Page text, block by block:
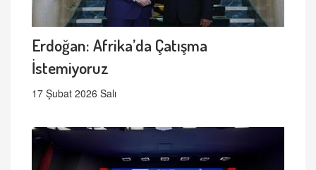
Erdoğan: Afrika’da Çatışma
İstemiyoruz
17 Şubat 2026 Salı